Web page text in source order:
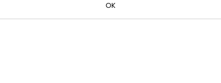
al telèfon al 93 758 23 61
Bústia ciutadana
OK